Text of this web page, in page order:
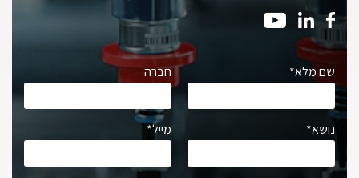
שם מלא* חברה
נושא* מייל*